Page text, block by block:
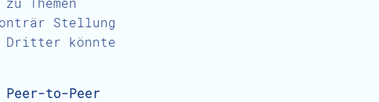
Themen
Stellung
Dritter könnte
Peer-to-Peer